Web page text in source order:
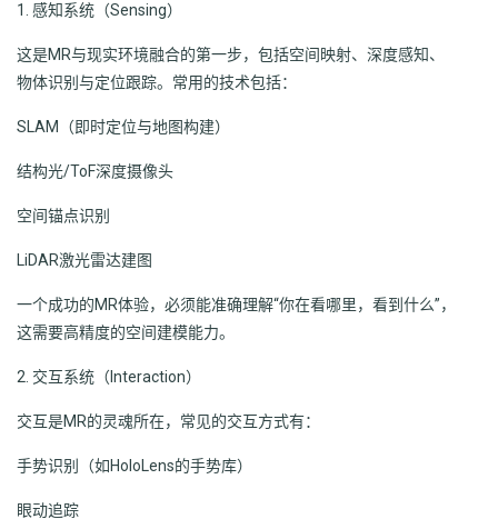
1. 感知系统（Sensing）
这是MR与现实环境融合的第一步，包括空间映射、深度感知、
物体识别与定位跟踪。常用的技术包括：
SLAM（即时定位与地图构建）
结构光/ToF深度摄像头
空间锚点识别
LiDAR激光雷达建图
一个成功的MR体验，必须能准确理解“你在看哪里，看到什么”，
这需要高精度的空间建模能力。
2. 交互系统（Interaction）
交互是MR的灵魂所在，常见的交互方式有：
手势识别（如HoloLens的手势库）
眼动追踪